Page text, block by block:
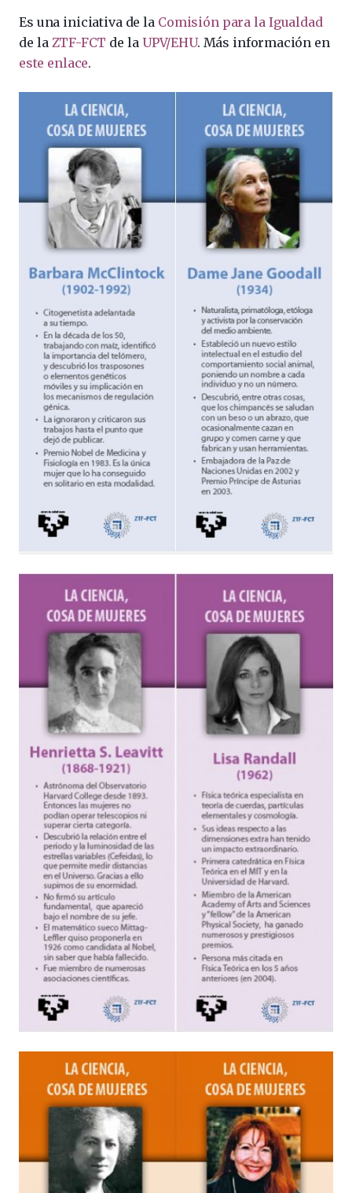
Es una iniciativa de la Comisión para la Igualdad
de la ZTF-FCT de la UPV/EHU. Más información en
este enlace.